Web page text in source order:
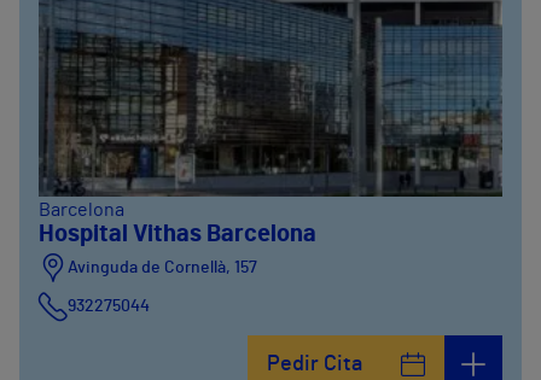
Barcelona
Hospital Vithas Barcelona
Avinguda de Cornellà, 157
932275044
Pedir Cita